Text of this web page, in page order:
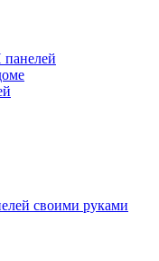
своими руками